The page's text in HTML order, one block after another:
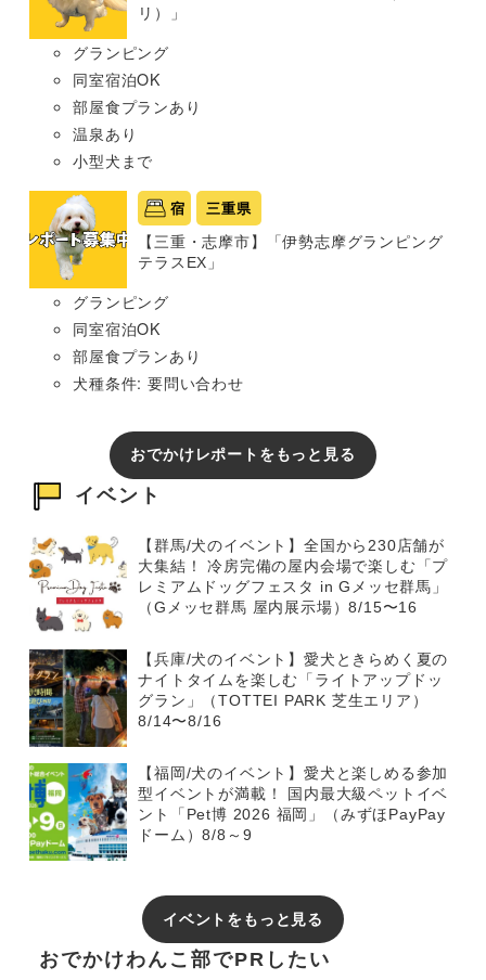
リ）」
グランピング
同室宿泊OK
部屋食プランあり
温泉あり
小型犬まで
宿 三重県
【三重・志摩市】「伊勢志摩グランピング
テラスEX」
グランピング
同室宿泊OK
部屋食プランあり
犬種条件: 要問い合わせ
おでかけレポートをもっと見る
イベント
【群馬/犬のイベント】全国から230店舗が
大集結！ 冷房完備の屋内会場で楽しむ「プ
レミアムドッグフェスタ in Gメッセ群馬」
（Gメッセ群馬 屋内展示場）8/15〜16
【兵庫/犬のイベント】愛犬ときらめく夏の
ナイトタイムを楽しむ「ライトアップドッ
グラン」（TOTTEI PARK 芝生エリア）
8/14〜8/16
【福岡/犬のイベント】愛犬と楽しめる参加
型イベントが満載！ 国内最大級ペットイベ
ント「Pet博 2026 福岡」（みずほPayPay
ドーム）8/8～9
イベントをもっと見る
おでかけわんこ部でPRしたい